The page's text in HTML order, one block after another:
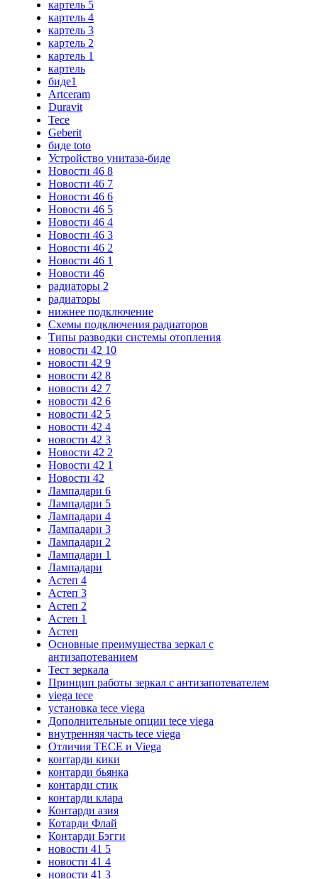
картель 5
картель 4
картель 3
картель 2
картель 1
картель
биде1
Artceram
Duravit
Tece
Geberit
биде toto
Устройство унитаза-биде
Новости 46 8
Новости 46 7
Новости 46 6
Новости 46 5
Новости 46 4
Новости 46 3
Новости 46 2
Новости 46 1
Новости 46
радиаторы 2
радиаторы
нижнее подключение
Схемы подключения радиаторов
Типы разводки системы отопления
новости 42 10
новости 42 9
новости 42 8
новости 42 7
новости 42 6
новости 42 5
новости 42 4
новости 42 3
Новости 42 2
Новости 42 1
Новости 42
Лампадари 6
Лампадари 5
Лампадари 4
Лампадари 3
Лампадари 2
Лампадари 1
Лампадари
Астеп 4
Астеп 3
Астеп 2
Астеп 1
Астеп
Основные преимущества зеркал с
антизапотеванием
Тест зеркала
Принцип работы зеркал с антизапотевателем
viega tece
установка tece viega
Дополнительные опции tece viega
внутренняя часть tece viega
Отличия TECE и Viega
контарди кики
контарди бьянка
контарди стик
контарди клара
Контарди азия
Котарди Флай
Контарди Бэгги
новости 41 5
новости 41 4
новости 41 3